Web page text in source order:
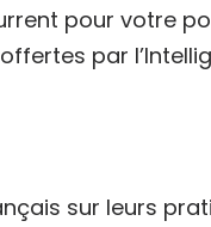
pour votre
par
sur leurs